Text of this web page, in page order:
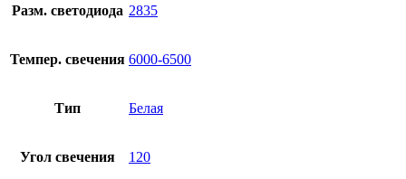
Разм. светодиода 2835
Темпер. свечения 6000-6500
Тип Белая
Угол свечения 120